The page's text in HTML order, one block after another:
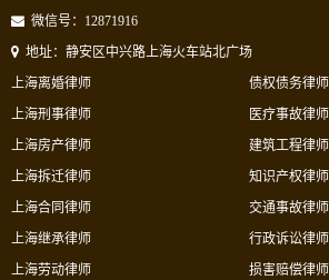
微信号：12871916
地址：静安区中兴路上海火车站北广场
上海离婚律师
上海刑事律师
上海房产律师
上海拆迁律师
债权债务律师
医疗事故律师
建筑工程律师
知识产权律师
上海合同律师
上海继承律师
上海劳动律师
交通事故律师
行政诉讼律师
损害赔偿律师